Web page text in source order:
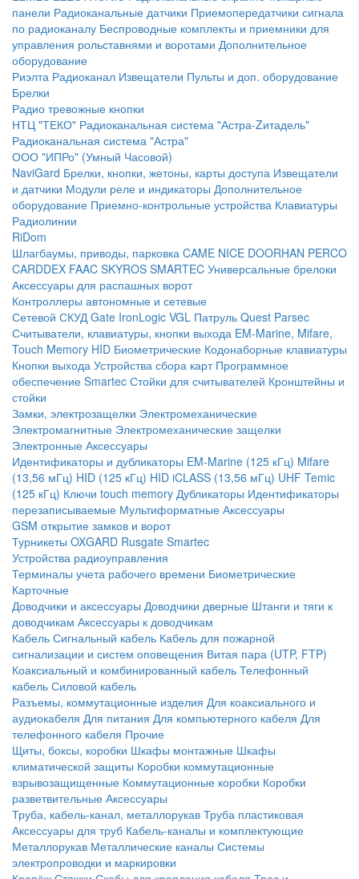
панели Радиоканальные датчики Приемопередатчики сигнала
по радиоканалу Беспроводные комплекты и приемники для
управления рольставнями и воротами Дополнительное
оборудование
Риэлта Радиоканал Извещатели Пульты и доп. оборудование
Брелки
Радио тревожные кнопки
НТЦ "ТЕКО" Радиоканальная система "Астра-Zитадель"
Радиоканальная система "Астра"
ООО "ИПРо" (Умный Часовой)
NaviGard Брелки, кнопки, жетоны, карты доступа Извещатели
и датчики Модули реле и индикаторы Дополнительное
оборудование Приемно-контрольные устройства Клавиатуры
Радиолинии
RiDom
Шлагбаумы, приводы, парковка CAME NICE DOORHAN PERCO
CARDDEX FAAC SKYROS SMARTEC Универсальные брелоки
Аксессуары для распашных ворот
Контроллеры автономные и сетевые
Сетевой СКУД Gate IronLogic VGL Патруль Quest Parsec
Считыватели, клавиатуры, кнопки выхода EM-Marine, Mifare,
Touch Memory HID Биометрические Кодонаборные клавиатуры
Кнопки выхода Устройства сбора карт Программное
обеспечение Smartec Стойки для считывателей Кронштейны и
стойки
Замки, электрозащелки Электромеханические
Электромагнитные Электромеханические защелки
Электронные Аксессуары
Идентификаторы и дубликаторы EM-Marine (125 кГц) Mifare
(13,56 мГц) HID (125 кГц) HID iCLASS (13,56 мГц) UHF Temic
(125 кГц) Ключи touch memory Дубликаторы Идентификаторы
перезаписываемые Мультиформатные Аксессуары
GSM открытие замков и ворот
Турникеты OXGARD Rusgate Smartec
Устройства радиоуправления
Терминалы учета рабочего времени Биометрические
Карточные
Доводчики и аксессуары Доводчики дверные Штанги и тяги к
доводчикам Аксессуары к доводчикам
Кабель Сигнальный кабель Кабель для пожарной
сигнализации и систем оповещения Витая пара (UTP, FTP)
Коаксиальный и комбинированный кабель Телефонный
кабель Силовой кабель
Разъемы, коммутационные изделия Для коаксиального и
аудиокабеля Для питания Для компьютерного кабеля Для
телефонного кабеля Прочие
Щиты, боксы, коробки Шкафы монтажные Шкафы
климатической защиты Коробки коммутационные
взрывозащищенные Коммутационные коробки Коробки
разветвительные Аксессуары
Труба, кабель-канал, металлорукав Труба пластиковая
Аксессуары для труб Кабель-каналы и комплектующие
Металлорукав Металлические каналы Системы
электропроводки и маркировки